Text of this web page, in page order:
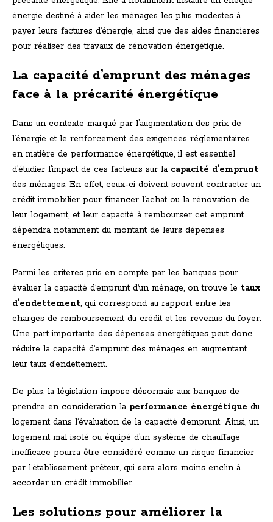
énergie destiné à aider les ménages les plus modestes à
payer leurs factures d’énergie, ainsi que des aides financières
pour réaliser des travaux de rénovation énergétique.
La capacité d’emprunt des ménages
face à la précarité énergétique
Dans un contexte marqué par l’augmentation des prix de
l’énergie et le renforcement des exigences réglementaires
en matière de performance énergétique, il est essentiel
d’étudier l’impact de ces facteurs sur la capacité d’emprunt
des ménages. En effet, ceux-ci doivent souvent contracter un
crédit immobilier pour financer l’achat ou la rénovation de
leur logement, et leur capacité à rembourser cet emprunt
dépendra notamment du montant de leurs dépenses
énergétiques.
Parmi les critères pris en compte par les banques pour
évaluer la capacité d’emprunt d’un ménage, on trouve le taux
d’endettement, qui correspond au rapport entre les
charges de remboursement du crédit et les revenus du foyer.
Une part importante des dépenses énergétiques peut donc
réduire la capacité d’emprunt des ménages en augmentant
leur taux d’endettement.
De plus, la législation impose désormais aux banques de
prendre en considération la performance énergétique du
logement dans l’évaluation de la capacité d’emprunt. Ainsi, un
logement mal isolé ou équipé d’un système de chauffage
inefficace pourra être considéré comme un risque financier
par l’établissement prêteur, qui sera alors moins enclin à
accorder un crédit immobilier.
Les solutions pour améliorer la